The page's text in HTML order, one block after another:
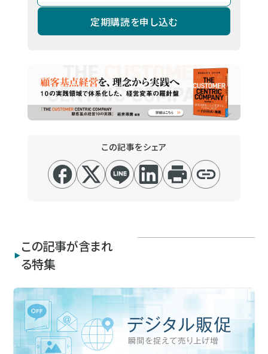
定期購読を申し込む
この記事をシェア
この記事が含まれ
る特集